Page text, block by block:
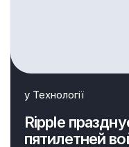
у Технології
Ripple
пятилетней